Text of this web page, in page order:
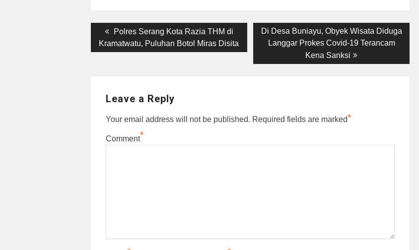
Post
navigation
Previous
post:
Polres Serang Kota Razia THM di
Kramatwatu, Puluhan Botol Miras Disita
Next
post:
Di Desa Buniayu, Obyek Wisata Diduga
Langgar Prokes Covid-19 Terancam
Kena Sanksi
Leave a Reply
Your email address will not be published. Required fields are marked*
Comment*